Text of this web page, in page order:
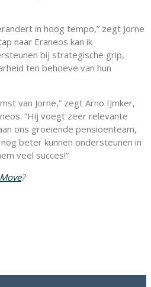
in hoog tempo,” zegt Jorne
naar Eraneos kan ik
bij strategische grip,
ten behoeve van hun
van Jorne,” zegt Arno IJmker,
“Hij voegt zeer relevante
ons groeiende pensioenteam,
beter kunnen ondersteunen in
veel succes!”
?